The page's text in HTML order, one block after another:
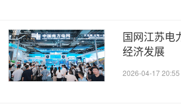
国网江苏电
经济发展
2026-04-17 20:55